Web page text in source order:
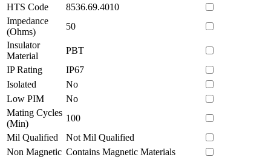
HTS Code
8536.69.4010
Impedance
(Ohms)
50
Insulator
Material
PBT
IP Rating
IP67
Isolated
No
Low PIM
No
Mating Cycles
(Min)
100
Mil Qualified
Not Mil Qualified
Non Magnetic Contains Magnetic Materials